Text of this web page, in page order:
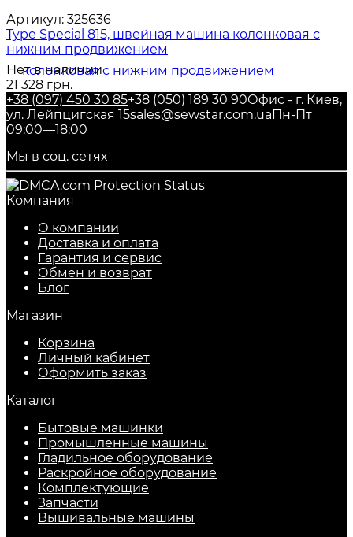
Артикул: 325636
Type Special 815, швейная машина колонковая с
нижним продвижением
Нет в наличии
21 328 грн.
+38 (097) 450 30 85+38 (050) 189 30 90Офис - г. Киев,
ул. Лейпцигская 15sales@sewstar.com.uaПн-Пт
09:00—18:00
Мы в соц. сетях
Компания
О компании
Доставка и оплата
Гарантия и сервис
Обмен и возврат
Блог
Магазин
Корзина
Личный кабинет
Оформить заказ
Каталог
Бытовые машинки
Промышленные машины
Гладильное оборудование
Раскройное оборудование
Комплектующие
Запчасти
Вышивальные машины